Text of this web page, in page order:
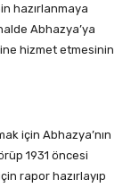
hazırlanmaya
Abhazya’ya
hizmet etmesinin
için Abhazya’nın
1931 öncesi
rapor hazırlayıp